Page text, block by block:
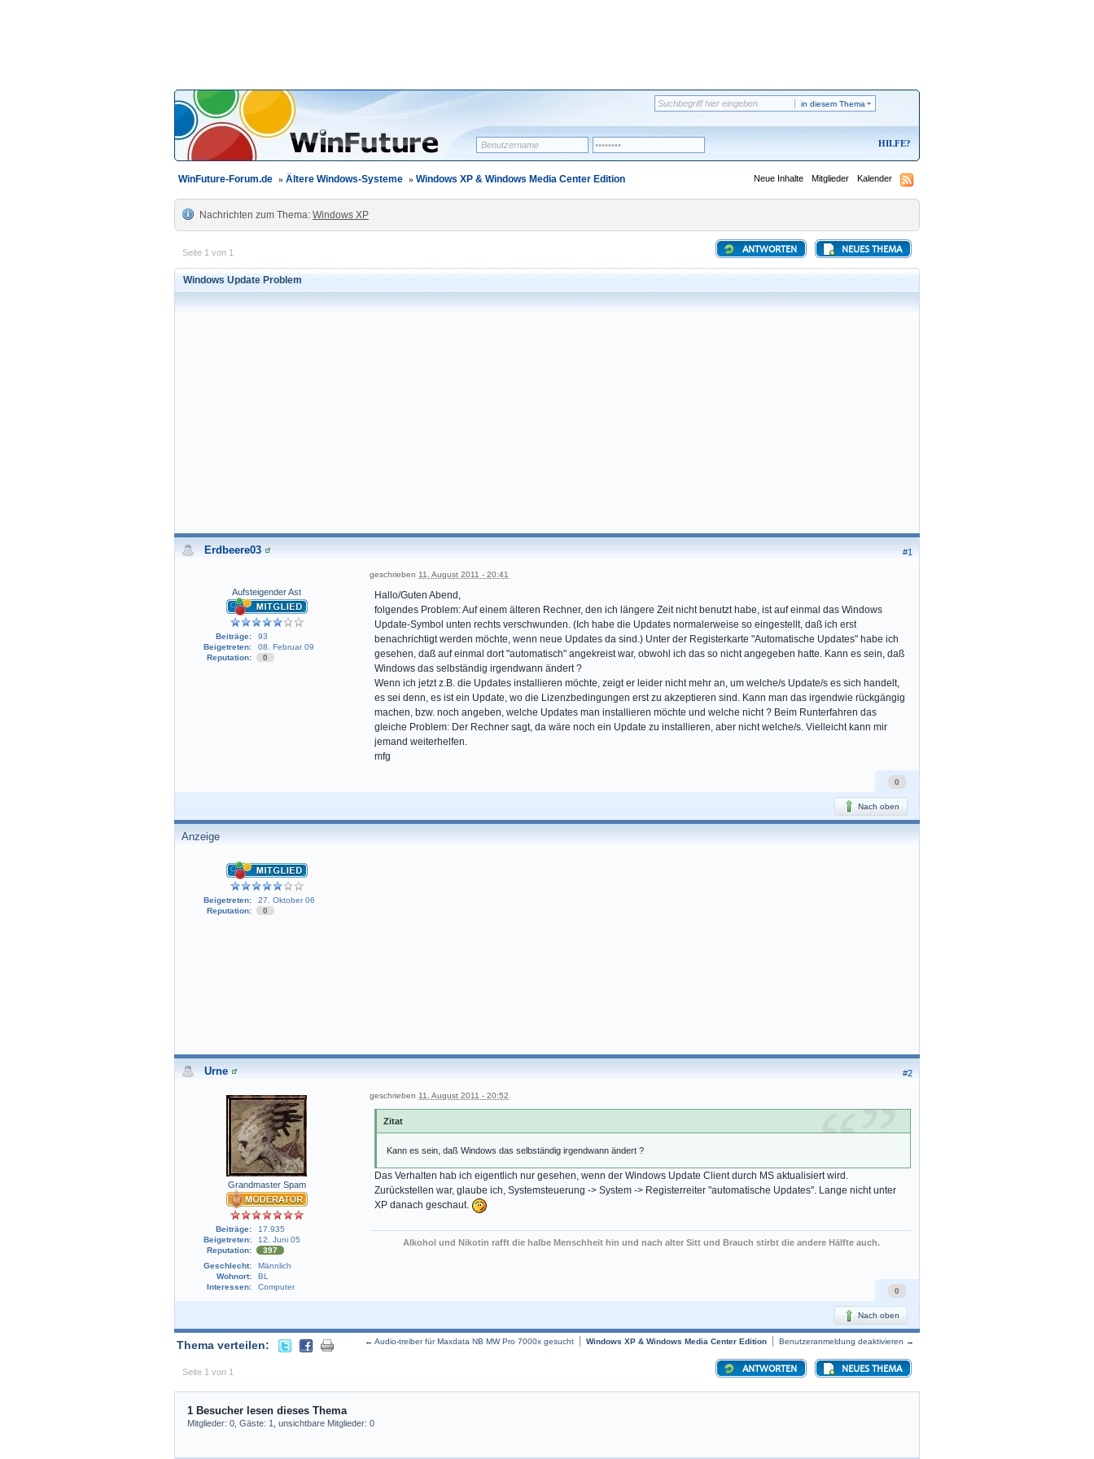
in diesem Thema
HILFE
WinFuture-Forum.de » Ältere Windows-Systeme » Windows XP & Windows Media Center Edition Neue Inhalte Mitglieder Kalender
Nachrichten zum Thema: Windows XP
Seite 1 von 1 NEUES THEMA
ANTWORTEN
Windows Update Problem
#1
Erdbeere03
Aufsteigender Ast
Beiträge:
93
Beigetreten:
08. Februar 09
Reputation:
0
geschrieben 11. August 2011 - 20:41
Hallo/Guten Abend,
folgendes Problem: Auf einem älteren Rechner, den ich längere Zeit nicht benutzt habe, ist auf einmal das Windows
Update-Symbol unten rechts verschwunden. (Ich habe die Updates normalerweise so eingestellt, daß ich erst
benachrichtigt werden möchte, wenn neue Updates da sind.) Unter der Registerkarte "Automatische Updates" habe ich
gesehen, daß auf einmal dort "automatisch" angekreist war, obwohl ich das so nicht angegeben hatte. Kann es sein, daß
Windows das selbständig irgendwann ändert ?
Wenn ich jetzt z.B. die Updates installieren möchte, zeigt er leider nicht mehr an, um welche/s Update/s es sich handelt,
es sei denn, es ist ein Update, wo die Lizenzbedingungen erst zu akzeptieren sind. Kann man das irgendwie rückgängig
machen, bzw. noch angeben, welche Updates man installieren möchte und welche nicht ? Beim Runterfahren das
gleiche Problem: Der Rechner sagt, da wäre noch ein Update zu installieren, aber nicht welche/s. Vielleicht kann mir
jemand weiterhelfen.
mfg
0
Nach oben
Anzeige
Beigetreten:
27. Oktober 06
Reputation:
0
#2
Urne
Grandmaster Spam
Beiträge:
17.935
Beigetreten:
12. Juni 05
Reputation:
397
Geschlecht:
Männlich
Wohnort:
BL
Interessen:
Computer
geschrieben 11. August 2011 - 20:52
Zitat
Kann es sein, daß Windows das selbständig irgendwann ändert ?
Das Verhalten hab ich eigentlich nur gesehen, wenn der Windows Update Client durch MS aktualisiert wird.
Zurückstellen war, glaube ich, Systemsteuerung -> System -> Registerreiter "automatische Updates". Lange nicht unter
XP danach geschaut.
Alkohol und Nikotin rafft die halbe Menschheit hin und nach alter Sitt und Brauch stirbt die andere Hälfte auch.
0
Nach oben
← Audio-treiber für Maxdata NB MW Pro 7000x gesucht Windows XP & Windows Media Center Edition Benutzeranmeldung deaktivieren →
Thema verteilen:
Seite 1 von 1 NEUES THEMA
ANTWORTEN
1 Besucher lesen dieses Thema
Mitglieder: 0, Gäste: 1, unsichtbare Mitglieder: 0